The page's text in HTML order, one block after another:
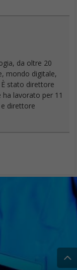
da oltre 20
mondo digitale,
stato direttore
lavorato per 11
direttore